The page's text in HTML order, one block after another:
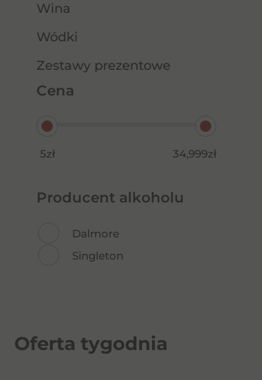
Wina
Wódki
Zestawy prezentowe
Cena
5zł 34,999zł
Producent alkoholu
Dalmore
Singleton
Oferta tygodnia